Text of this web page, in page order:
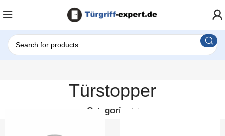
Türstopper
Categories